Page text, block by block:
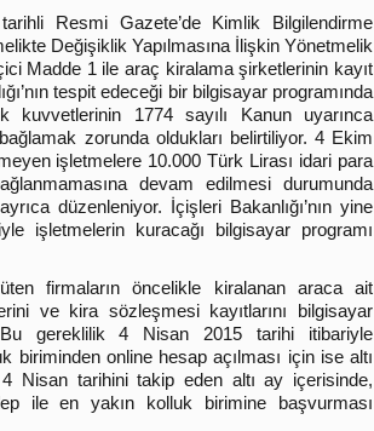
Resmi Gazete’de Kimlik Bilgilendirme
Değişiklik Yapılmasına İlişkin Yönetmelik
Madde 1 ile araç kiralama şirketlerinin kayıt
tespit edeceği bir bilgisayar programında
kuvvetlerinin 1774 sayılı Kanun uyarınca
zorunda oldukları belirtiliyor. 4 Ekim
işletmelere 10.000 Türk Lirası idari para
devam edilmesi durumunda
düzenleniyor. İçişleri Bakanlığı’nın yine
işletmelerin kuracağı bilgisayar programı
firmaların öncelikle kiralanan araca ait
ve kira sözleşmesi kayıtlarını bilgisayar
gereklilik 4 Nisan 2015 tarihi itibariyle
biriminden online hesap açılması için ise altı
Nisan tarihini takip eden altı ay içerisinde,
ile en yakın kolluk birimine başvurması